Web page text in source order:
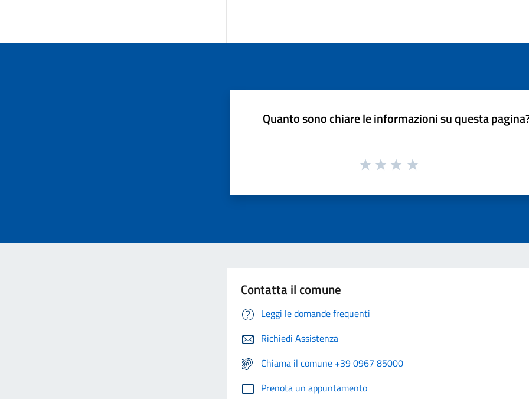
Quanto sono chiare le informazioni su questa
Contatta il comune
Leggi le domande frequenti
Richiedi Assistenza
Chiama il comune +39 0967 85000
Prenota un appuntamento